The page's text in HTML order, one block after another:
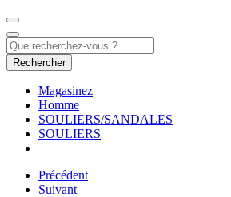
Rechercher
Magasinez
Homme
SOULIERS/SANDALES
SOULIERS
Précédent
Suivant